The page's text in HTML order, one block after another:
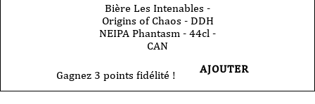
Bière Les Intenables -
Origins of Chaos - DDH
NEIPA Phantasm - 44cl -
CAN
Gagnez 3 points fidélité ! AJOUTER